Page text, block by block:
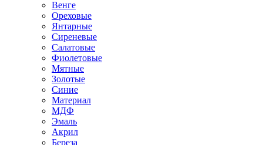
Венге
Ореховые
Янтарные
Сиреневые
Салатовые
Фиолетовые
Мятные
Золотые
Синие
Материал
МДФ
Эмаль
Акрил
Береза